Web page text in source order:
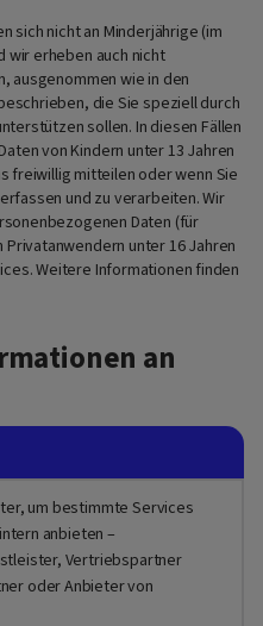
sich nicht an Minderjährige (im
wir erheben auch nicht
ausgenommen wie in den
die Sie speziell durch
sollen. In diesen Fällen
von Kindern unter 13 Jahren
freiwillig mitteilen oder wenn Sie
und zu verarbeiten. Wir
Daten (für
unter 16 Jahren
Weitere Informationen finden
an
um bestimmte Services
anbieten –
Vertriebspartner
oder Anbieter von